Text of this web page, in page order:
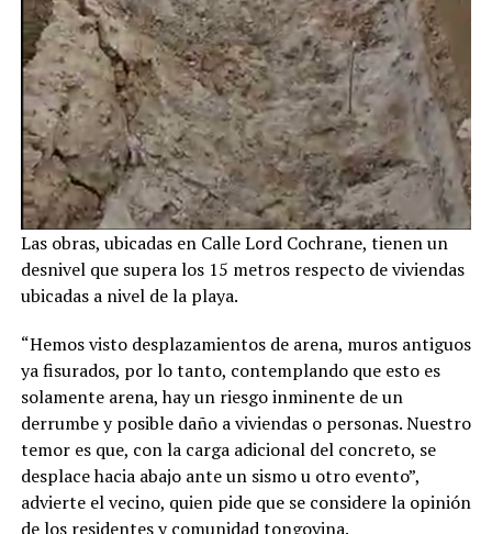
Las obras, ubicadas en Calle Lord Cochrane, tienen un
desnivel que supera los 15 metros respecto de viviendas
ubicadas a nivel de la playa.
“Hemos visto desplazamientos de arena, muros antiguos
ya fisurados, por lo tanto, contemplando que esto es
solamente arena, hay un riesgo inminente de un
derrumbe y posible daño a viviendas o personas. Nuestro
temor es que, con la carga adicional del concreto, se
desplace hacia abajo ante un sismo u otro evento”,
advierte el vecino, quien pide que se considere la opinión
de los residentes y comunidad tongoyina.